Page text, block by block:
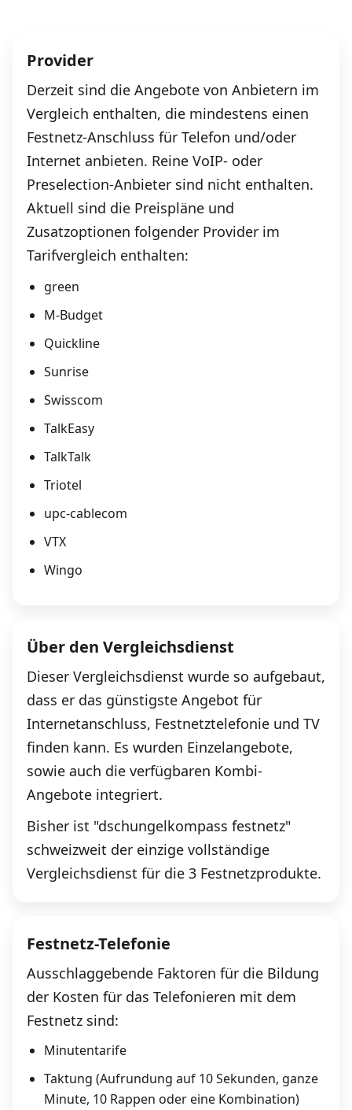
Prüfe deine Möglichkeiten
Alle Anbieter
Glasfaser
Internet-Abo-Aktionen
Internet-Abo kündigen
Download-Rechner
Alle Internet-Vergleiche
News
Forum
Provider
Derzeit sind die Angebote von Anbietern im
Vergleich enthalten, die mindestens einen
Festnetz-Anschluss für Telefon und/oder
Internet anbieten. Reine VoIP- oder
Preselection-Anbieter sind nicht enthalten.
Aktuell sind die Preispläne und
Zusatzoptionen folgender Provider im
Tarifvergleich enthalten:
green
M-Budget
Quickline
Sunrise
Swisscom
TalkEasy
TalkTalk
Triotel
upc-cablecom
VTX
Wingo
Über den Vergleichsdienst
Dieser Vergleichsdienst wurde so aufgebaut,
dass er das günstigste Angebot für
Internetanschluss, Festnetztelefonie und TV
finden kann. Es wurden Einzelangebote,
sowie auch die verfügbaren Kombi-
Angebote integriert.
Bisher ist "dschungelkompass festnetz"
schweizweit der einzige vollständige
Vergleichsdienst für die 3 Festnetzprodukte.
Festnetz-Telefonie
Ausschlaggebende Faktoren für die Bildung
der Kosten für das Telefonieren mit dem
Festnetz sind:
Minutentarife
Taktung (Aufrundung auf 10 Sekunden, ganze
Minute, 10 Rappen oder eine Kombination)